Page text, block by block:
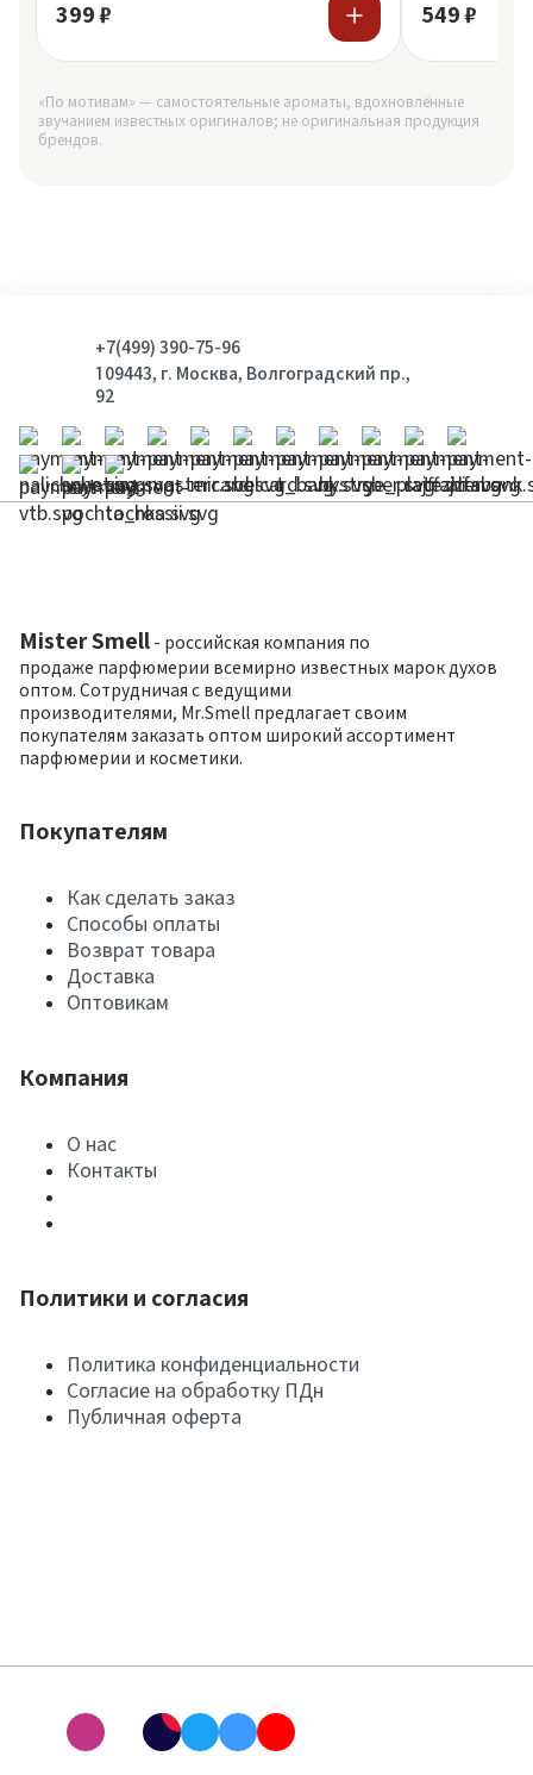
399 ₽ 549 ₽
«По мотивам» — самостоятельные ароматы, вдохновлённые
звучанием известных оригиналов; не оригинальная продукция
брендов.
+7(499) 390-75-96
109443, г. Москва, Волгоградский пр.,
92
Mister Smell - российская компания по
продаже парфюмерии всемирно известных марок духов
оптом. Сотрудничая с ведущими
производителями, Mr.Smell предлагает своим
покупателям заказать оптом широкий ассортимент
парфюмерии и косметики.
Покупателям
Как сделать заказ
Способы оплаты
Возврат товара
Доставка
Оптовикам
Компания
О нас
Контакты
Политики и согласия
Политика конфиденциальности
Согласие на обработку ПДн
Публичная оферта